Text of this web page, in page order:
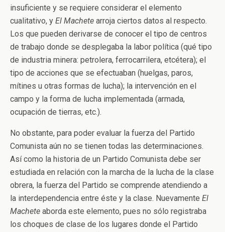
insuficiente y se requiere considerar el elemento
cualitativo, y El Machete arroja ciertos datos al respecto.
Los que pueden derivarse de conocer el tipo de centros
de trabajo donde se desplegaba la labor política (qué tipo
de industria minera: petrolera, ferrocarrilera, etcétera); el
tipo de acciones que se efectuaban (huelgas, paros,
mítines u otras formas de lucha); la intervención en el
campo y la forma de lucha implementada (armada,
ocupación de tierras, etc.).
No obstante, para poder evaluar la fuerza del Partido
Comunista aún no se tienen todas las determinaciones.
Así como la historia de un Partido Comunista debe ser
estudiada en relación con la marcha de la lucha de la clase
obrera, la fuerza del Partido se comprende atendiendo a
la interdependencia entre éste y la clase. Nuevamente El
Machete aborda este elemento, pues no sólo registraba
los choques de clase de los lugares donde el Partido